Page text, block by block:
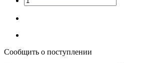
Сообщить о поступлении